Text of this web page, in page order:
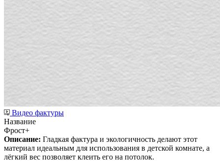
Видео фактуры
Название
Фрост+
Описание: Гладкая фактура и экологичность делают этот
материал идеальным для использования в детской комнате, а
лёгкий вес позволяет клеить его на потолок.